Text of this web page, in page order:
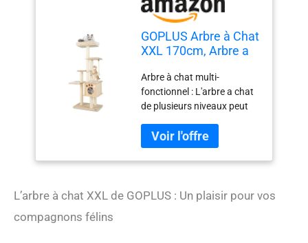
GOPLUS Arbre à Chat
XXL 170cm, Arbre a
Poteaux en Sisal,
Perchoir Moelleux,
Condo, Plateformes
de Saut, Corde
d'amusement pour
Plusieurs Chats
Arbre à chat multi-
fonctionnel : L'arbre a chat
de plusieurs niveaux peut
saut des chats. De plus, il
est conçu avec un perchoir
supérieur pour
caché pour dormir et une
L’arbre à chat XXL de GOPLUS : Un plaisir pour vos
compagnons félins